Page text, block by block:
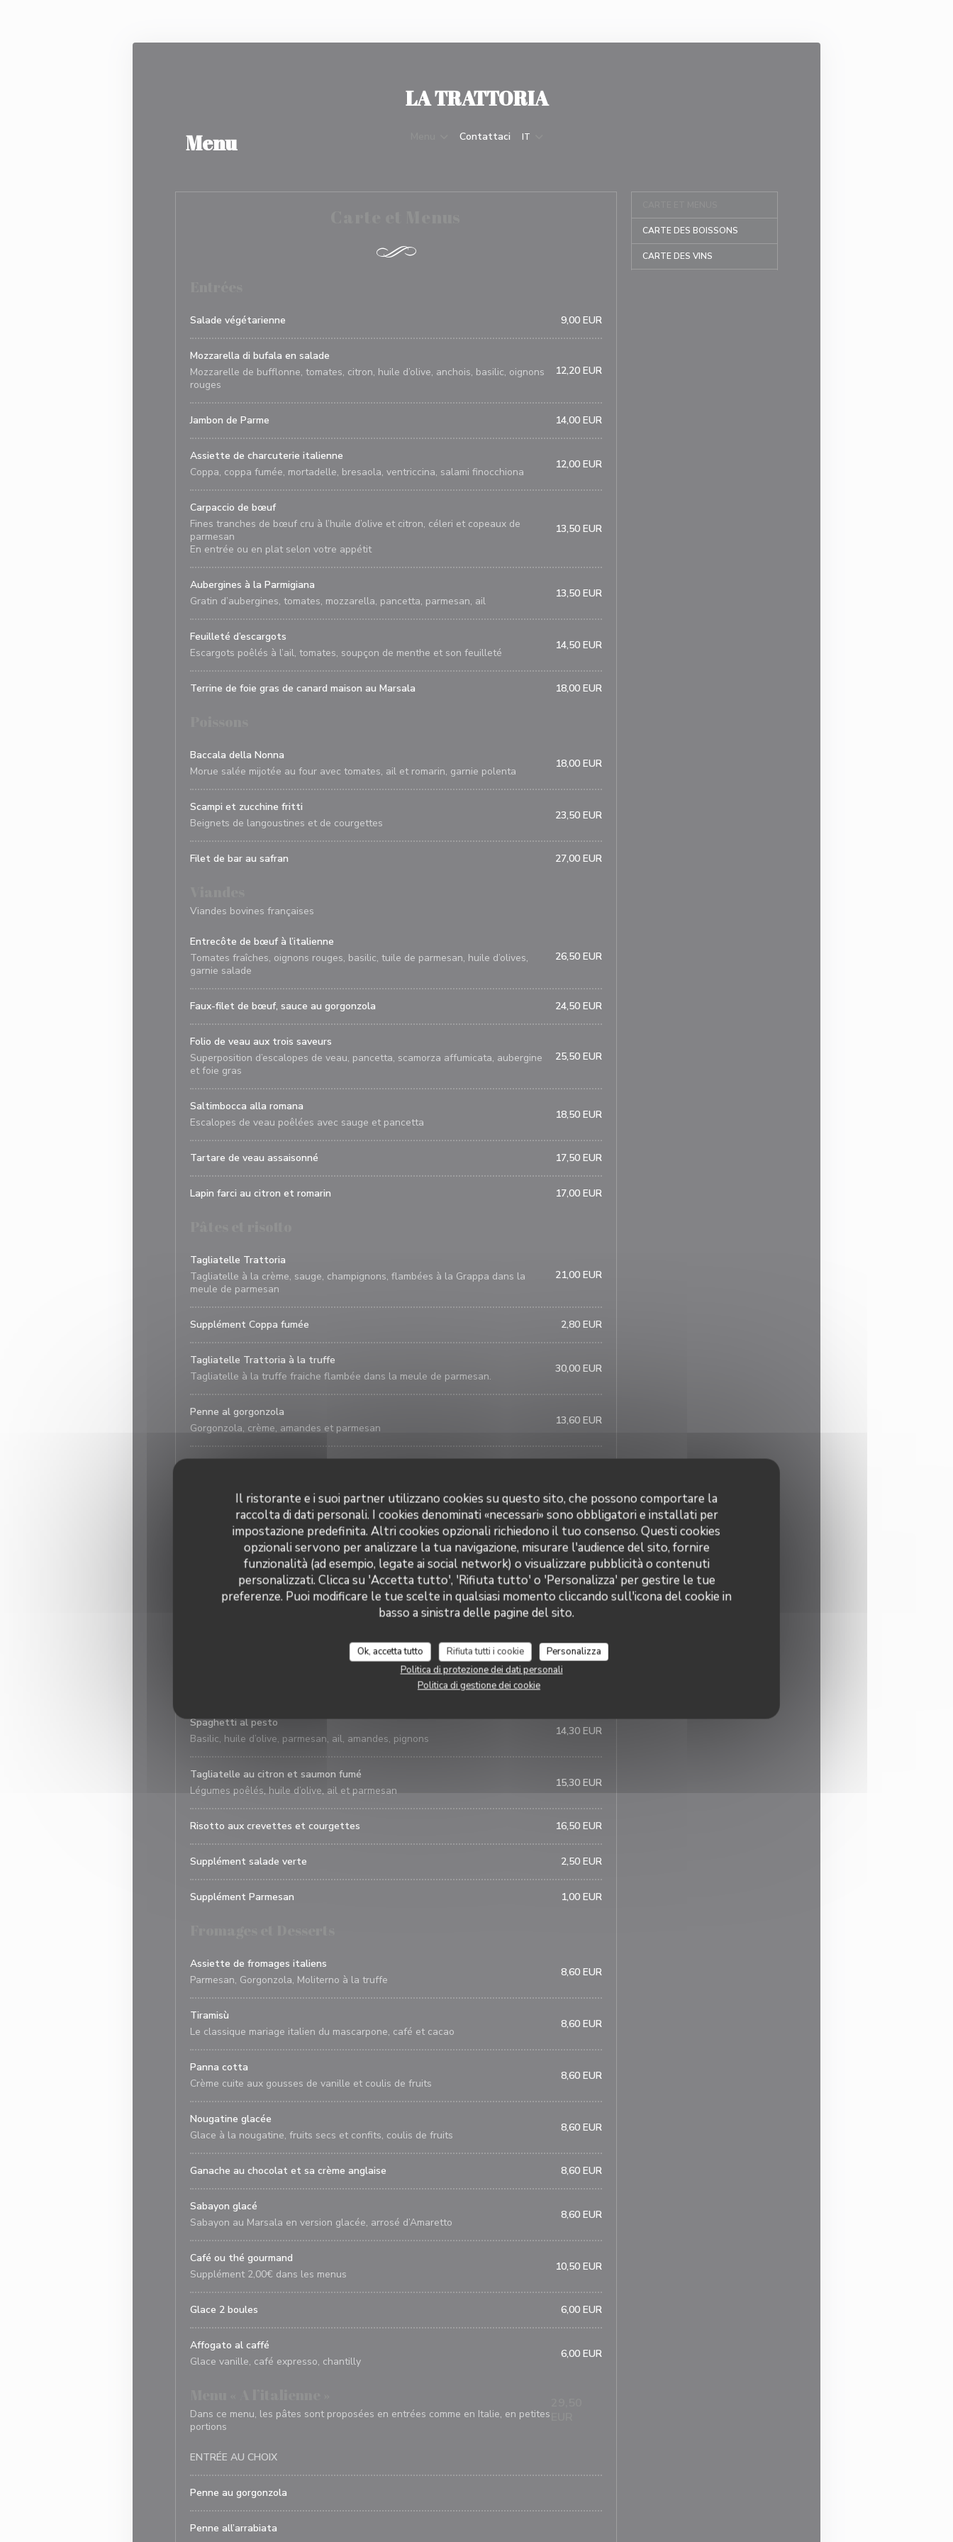
Il ristorante e i suoi partner utilizzano cookies su questo sito, che possono comportare la
raccolta di dati personali. I cookies denominati «necessari» sono obbligatori e installati per
impostazione predefinita. Altri cookies opzionali richiedono il tuo consenso. Questi cookies
opzionali servono per analizzare la tua navigazione, misurare l'audience del sito, fornire
funzionalità (ad esempio, legate ai social network) o visualizzare pubblicità o contenuti
personalizzati. Clicca su 'Accetta tutto', 'Rifiuta tutto' o 'Personalizza' per gestire le tue
preferenze. Puoi modificare le tue scelte in qualsiasi momento cliccando sull'icona del cookie in
basso a sinistra delle pagine del sito.
Ok, accetta tutto Rifiuta tutti i cookie
Personalizza
Politica di protezione dei dati personali
Politica di gestione dei cookie
LA TRATTORIA
Contattaci IT
Menu
Salade végétarienne 9,00 EUR
Mozzarella di bufala en salade
Mozzarelle de bufflonne, tomates, citron, huile d’olive, anchois, basilic, oignons
rouges
12,20 EUR
Jambon de Parme 14,00 EUR
Assiette de charcuterie italienne
Coppa, coppa fumée, mortadelle, bresaola, ventriccina, salami finocchiona
12,00 EUR
Carpaccio de bœuf
Fines tranches de bœuf cru à l’huile d’olive et citron, céleri et copeaux de
parmesan
En entrée ou en plat selon votre appétit
13,50 EUR
Aubergines à la Parmigiana
Gratin d’aubergines, tomates, mozzarella, pancetta, parmesan, ail
13,50 EUR
Feuilleté d’escargots
Escargots poêlés à l’ail, tomates, soupçon de menthe et son feuilleté
14,50 EUR
Terrine de foie gras de canard maison au Marsala 18,00 EUR
Baccala della Nonna
Morue salée mijotée au four avec tomates, ail et romarin, garnie polenta
18,00 EUR
Scampi et zucchine fritti
Beignets de langoustines et de courgettes
23,50 EUR
Filet de bar au safran 27,00 EUR
Viandes bovines françaises
Entrecôte de bœuf à l’italienne
Tomates fraîches, oignons rouges, basilic, tuile de parmesan, huile d’olives,
garnie salade
26,50 EUR
Faux-filet de bœuf, sauce au gorgonzola 24,50 EUR
Folio de veau aux trois saveurs
Superposition d’escalopes de veau, pancetta, scamorza affumicata, aubergine
et foie gras
25,50 EUR
Saltimbocca alla romana
Escalopes de veau poêlées avec sauge et pancetta
18,50 EUR
Tartare de veau assaisonné 17,50 EUR
Lapin farci au citron et romarin 17,00 EUR
Tagliatelle Trattoria
Tagliatelle à la crème, sauge, champignons, flambées à la Grappa dans la
meule de parmesan
21,00 EUR
Supplément Coppa fumée 2,80 EUR
Tagliatelle Trattoria à la truffe
Tagliatelle à la truffe fraiche flambée dans la meule de parmesan.
30,00 EUR
Penne al gorgonzola
Gorgonzola, crème, amandes et parmesan
13,60 EUR
Penne alla Puttanesca
Sauce tomate, saucisse piquante, olives et parmesan
13,60 EUR
Lasagne Pasticciata
Lasagne à la bolognaise de bœuf
15,00 EUR
14,50 EUR
Spaghetti al pesto
Basilic, huile d’olive, parmesan, ail, amandes, pignons
14,30 EUR
Tagliatelle au citron et saumon fumé
Légumes poêlés, huile d’olive, ail et parmesan
15,30 EUR
Risotto aux crevettes et courgettes 16,50 EUR
Supplément salade verte 2,50 EUR
Supplément Parmesan 1,00 EUR
Assiette de fromages italiens
Parmesan, Gorgonzola, Moliterno à la truffe
8,60 EUR
Tiramisù
Le classique mariage italien du mascarpone, café et cacao
8,60 EUR
Panna cotta
Crème cuite aux gousses de vanille et coulis de fruits
8,60 EUR
Nougatine glacée
Glace à la nougatine, fruits secs et confits, coulis de fruits
8,60 EUR
Ganache au chocolat et sa crème anglaise 8,60 EUR
Sabayon glacé
Sabayon au Marsala en version glacée, arrosé d’Amaretto
8,60 EUR
Café ou thé gourmand
Supplément 2,00€ dans les menus
10,50 EUR
Glace 2 boules 6,00 EUR
Affogato al caffé
Glace vanille, café expresso, chantilly
6,00 EUR
Dans ce menu, les pâtes sont proposées en entrées comme en Italie, en petites
portions
ENTRÉE AU CHOIX
Penne au gorgonzola
Penne all’arrabiata
CARTE DES BOISSONS
CARTE DES VINS
La Trattoria